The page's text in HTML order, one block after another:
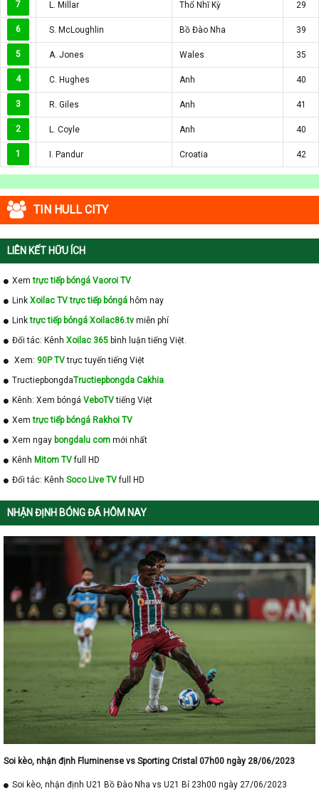
7 L. Millar Thổ Nhĩ Kỳ 29
6 S. McLoughlin Bồ Đào Nha 39
5 A. Jones Wales 35
4 C. Hughes Anh 40
3 R. Giles Anh 41
2 L. Coyle Anh 40
1 I. Pandur Croatia 42
TIN HULL CITY
LIÊN KẾT HỮU ÍCH
Xemtrực tiếp bóngá Vaoroi TV
Link Xoilac TV trực tiếp bóngá hôm nay
Linktrực tiếp bóngá Xoilac86.tv miễn phí
Đối tác: Kênh Xoilac 365 bình luận tiếng Việt.
Xem: 90P TVtrực tuyến tiếng Việt
TructiepbongdaTructiepbongda Cakhia
Kênh: Xem bóngá VeboTVtiếng Việt
Xemtrực tiếp bóngá Rakhoi TV
Xem ngay bongdalu com mới nhất
Kênh Mitom TVfull HD
Đối tác: Kênh Soco Live TVfull HD
NHẬN ĐỊNH BÓNG ĐÁ HÔM NAY
Soi kèo, nhận định Fluminense vs Sporting Cristal 07h00 ngày 28/06/2023
Soi kèo, nhận định U21 Bồ Đào Nha vs U21 Bỉ 23h00 ngày 27/06/2023